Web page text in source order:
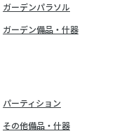
ガーデンパラソル
ガーデン備品・什器
パーティション
その他備品・什器